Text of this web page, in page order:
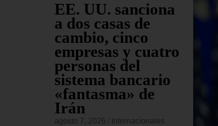
EE. UU. sanciona
a dos casas de
cambio, cinco
empresas y cuatro
personas del
sistema bancario
«fantasma» de
Irán
agosto 7, 2026 Internacionales